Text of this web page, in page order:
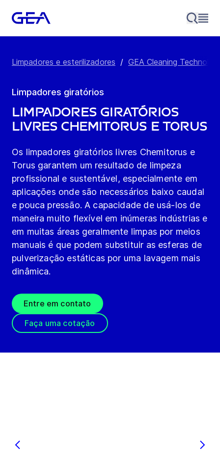
Limpadores e esterilizadores / GEA Cleaning
Limpadores giratórios
Limpadores Giratórios
Livres Chemitorus e Torus
Os limpadores giratórios livres Chemitorus e
Torus garantem um resultado de limpeza
profissional e sustentável, especialmente em
aplicações onde são necessários baixo caudal
e pouca pressão. A capacidade de usá-los de
maneira muito flexível em inúmeras indústrias e
em muitas áreas geralmente limpas por meios
manuais é que podem substituir as esferas de
pulverização estáticas por uma lavagem mais
dinâmica.
Entre em contato
Faça uma cotação